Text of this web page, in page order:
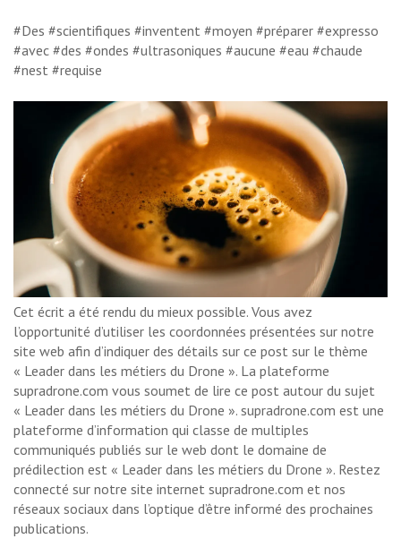
#Des #scientifiques #inventent #moyen #préparer #expresso
#avec #des #ondes #ultrasoniques #aucune #eau #chaude
#nest #requise
Cet écrit a été rendu du mieux possible. Vous avez
l’opportunité d’utiliser les coordonnées présentées sur notre
site web afin d’indiquer des détails sur ce post sur le thème
« Leader dans les métiers du Drone ». La plateforme
supradrone.com vous soumet de lire ce post autour du sujet
« Leader dans les métiers du Drone ». supradrone.com est une
plateforme d’information qui classe de multiples
communiqués publiés sur le web dont le domaine de
prédilection est « Leader dans les métiers du Drone ». Restez
connecté sur notre site internet supradrone.com et nos
réseaux sociaux dans l’optique d’être informé des prochaines
publications.